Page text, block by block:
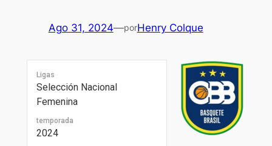
Ago 31, 2024—porHenry Colque
Ligas
Selección Nacional
Femenina
temporada
2024